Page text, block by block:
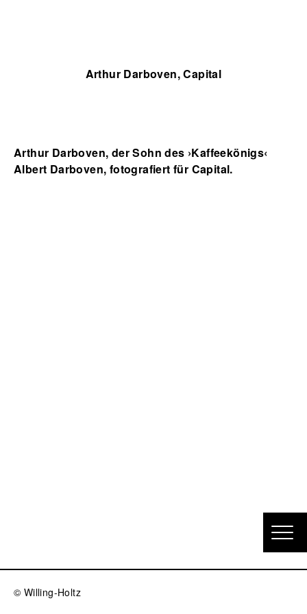
Arthur Darboven, Capital
Arthur Darboven, der Sohn des ›Kaffeekönigs‹
Albert Darboven, fotografiert für Capital.
© Willing-Holtz